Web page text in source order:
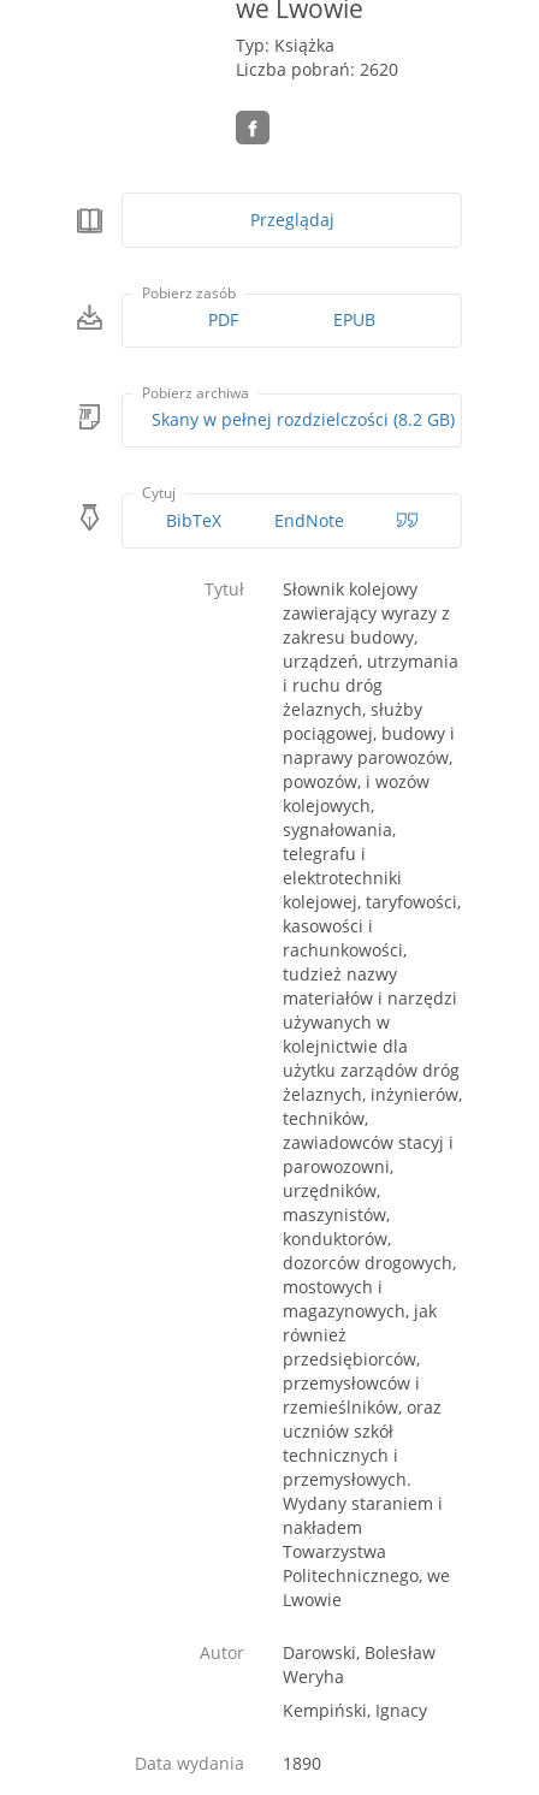
we Lwowie
Typ: Książka
Liczba pobrań: 2620
Przeglądaj
Pobierz zasób
PDF EPUB
Pobierz archiwa
Skany w pełnej rozdzielczości (8.2 GB)
Cytuj
BibTeX EndNote
Tytuł
Słownik kolejowy
zawierający wyrazy z
zakresu budowy,
urządzeń, utrzymania
i ruchu dróg
żelaznych, służby
pociągowej, budowy i
naprawy parowozów,
powozów, i wozów
kolejowych,
sygnałowania,
telegrafu i
elektrotechniki
kolejowej, taryfowości,
kasowości i
rachunkowości,
tudzież nazwy
materiałów i narzędzi
używanych w
kolejnictwie dla
użytku zarządów dróg
żelaznych, inżynierów,
techników,
zawiadowców stacyj i
parowozowni,
urzędników,
maszynistów,
konduktorów,
dozorców drogowych,
mostowych i
magazynowych, jak
również
przedsiębiorców,
przemysłowców i
rzemieślników, oraz
uczniów szkół
technicznych i
przemysłowych.
Wydany staraniem i
nakładem
Towarzystwa
Politechnicznego, we
Lwowie
Autor
Darowski, Bolesław
Weryha
Kempiński, Ignacy
Data wydania 1890